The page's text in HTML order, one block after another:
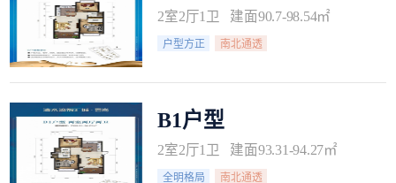
2室2厅1卫 建面90.7-98.54㎡
户型方正 南北通透
B1户型
2室2厅1卫 建面93.31-94.27㎡
全明格局 南北通透